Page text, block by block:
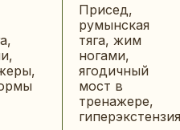
Присед,
румынская
тяга, жим
ногами,
ягодичный
мост в
тренажере,
гиперэкстензия